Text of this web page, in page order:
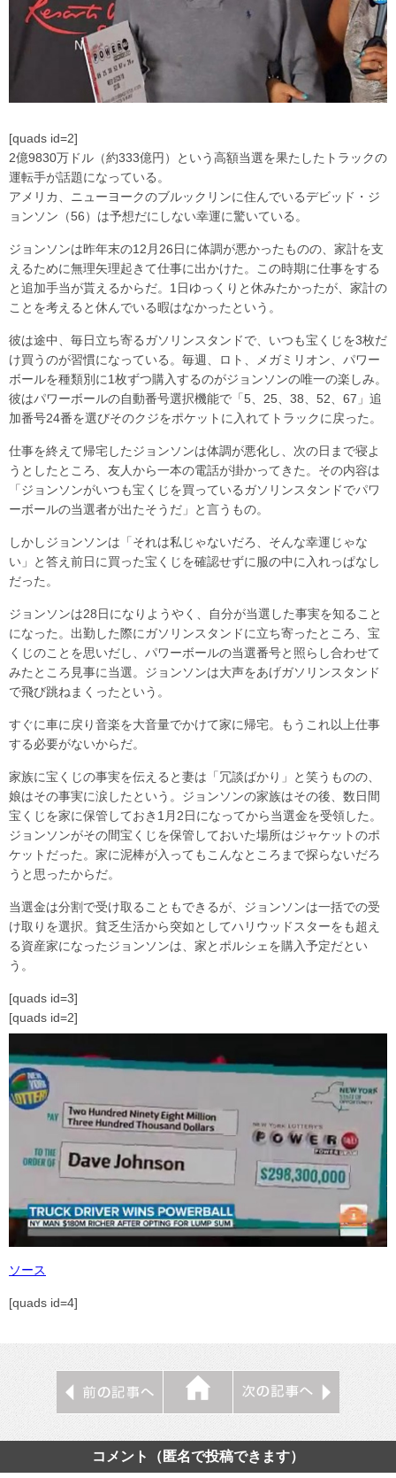
[quads id=2]
2億9830万ドル（約333億円）という高額当選を果たしたトラックの
運転手が話題になっている。
アメリカ、ニューヨークのブルックリンに住んでいるデビッド・ジ
ョンソン（56）は予想だにしない幸運に驚いている。
ジョンソンは昨年末の12月26日に体調が悪かったものの、家計を支
えるために無理矢理起きて仕事に出かけた。この時期に仕事をする
と追加手当が貰えるからだ。1日ゆっくりと休みたかったが、家計の
ことを考えると休んでいる暇はなかったという。
彼は途中、毎日立ち寄るガソリンスタンドで、いつも宝くじを3枚だ
け買うのが習慣になっている。毎週、ロト、メガミリオン、パワー
ボールを種類別に1枚ずつ購入するのがジョンソンの唯一の楽しみ。
彼はパワーボールの自動番号選択機能で「5、25、38、52、67」追
加番号24番を選びそのクジをポケットに入れてトラックに戻った。
仕事を終えて帰宅したジョンソンは体調が悪化し、次の日まで寝よ
うとしたところ、友人から一本の電話が掛かってきた。その内容は
「ジョンソンがいつも宝くじを買っているガソリンスタンドでパワ
ーボールの当選者が出たそうだ」と言うもの。
しかしジョンソンは「それは私じゃないだろ、そんな幸運じゃな
い」と答え前日に買った宝くじを確認せずに服の中に入れっぱなし
だった。
ジョンソンは28日になりようやく、自分が当選した事実を知ること
になった。出勤した際にガソリンスタンドに立ち寄ったところ、宝
くじのことを思いだし、パワーボールの当選番号と照らし合わせて
みたところ見事に当選。ジョンソンは大声をあげガソリンスタンド
で飛び跳ねまくったという。
すぐに車に戻り音楽を大音量でかけて家に帰宅。もうこれ以上仕事
する必要がないからだ。
家族に宝くじの事実を伝えると妻は「冗談ばかり」と笑うものの、
娘はその事実に涙したという。ジョンソンの家族はその後、数日間
宝くじを家に保管しておき1月2日になってから当選金を受領した。
ジョンソンがその間宝くじを保管しておいた場所はジャケットのポ
ケットだった。家に泥棒が入ってもこんなところまで探らないだろ
うと思ったからだ。
当選金は分割で受け取ることもできるが、ジョンソンは一括での受
け取りを選択。貧乏生活から突如としてハリウッドスターをも超え
る資産家になったジョンソンは、家とポルシェを購入予定だとい
う。
[quads id=3]
[quads id=2]
ソース
[quads id=4]
コメント（匿名で投稿できます）